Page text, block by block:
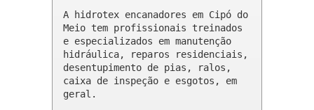
A hidrotex encanadores em Cipó do
Meio tem profissionais treinados
e especializados em manutenção
hidráulica, reparos residenciais,
desentupimento de pias, ralos,
caixa de inspeção e esgotos, em
geral.